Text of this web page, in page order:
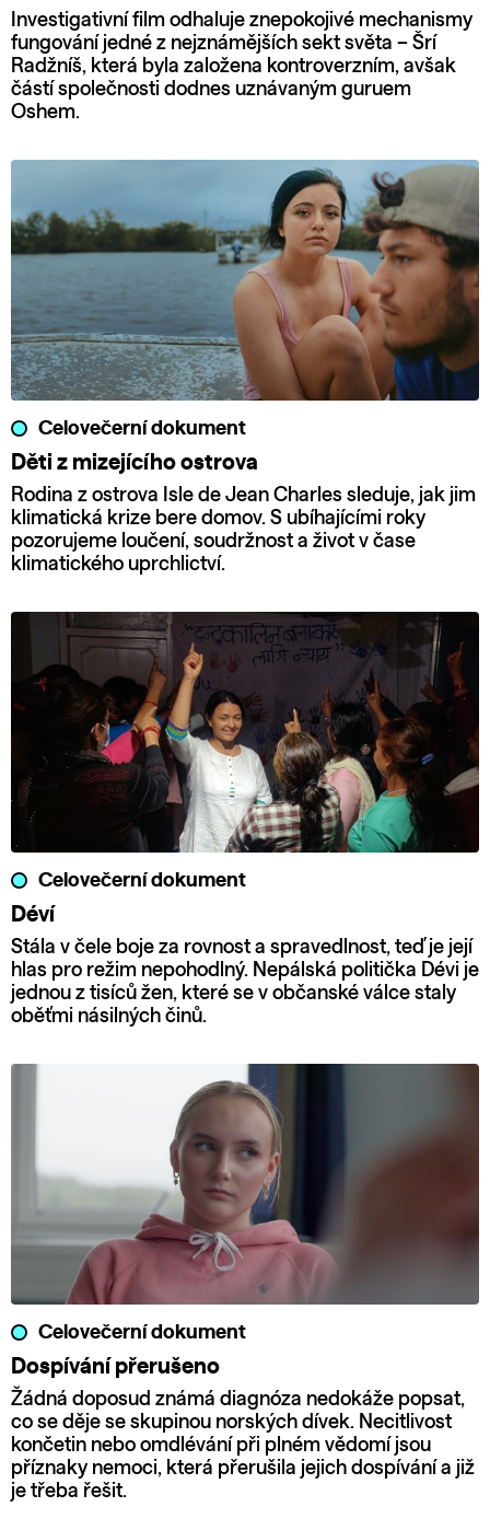
Investigativní film odhaluje znepokojivé mechanismy
fungování jedné z nejznámějších sekt světa – Šrí
Radžníš, která byla založena kontroverzním, avšak
částí společnosti dodnes uznávaným guruem
Oshem.
Celovečerní dokument
Děti z mizejícího ostrova
Rodina z ostrova Isle de Jean Charles sleduje, jak jim
klimatická krize bere domov. S ubíhajícími roky
pozorujeme loučení, soudržnost a život v čase
klimatického uprchlictví.
Celovečerní dokument
Déví
Stála v čele boje za rovnost a spravedlnost, teď je její
hlas pro režim nepohodlný. Nepálská politička Dévi je
jednou z tisíců žen, které se v občanské válce staly
oběťmi násilných činů.
Celovečerní dokument
Dospívání přerušeno
Žádná doposud známá diagnóza nedokáže popsat,
co se děje se skupinou norských dívek. Necitlivost
končetin nebo omdlévání při plném vědomí jsou
příznaky nemoci, která přerušila jejich dospívání a již
je třeba řešit.